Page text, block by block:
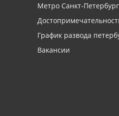
Метро Санкт-
График развода
Вакансии